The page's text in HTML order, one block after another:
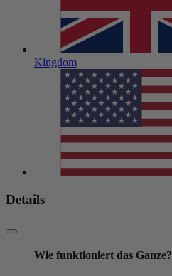
Kingdom
Details
Wie funktioniert das Ganze?